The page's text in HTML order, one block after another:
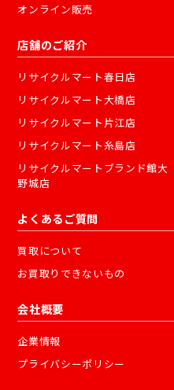
オンライン販売
店舗のご紹介
リサイクルマート春日店
リサイクルマート大橋店
リサイクルマート片江店
リサイクルマート糸島店
リサイクルマートブランド館大
野城店
よくあるご質問
買取について
お買取りできないもの
会社概要
企業情報
プライバシーポリシー